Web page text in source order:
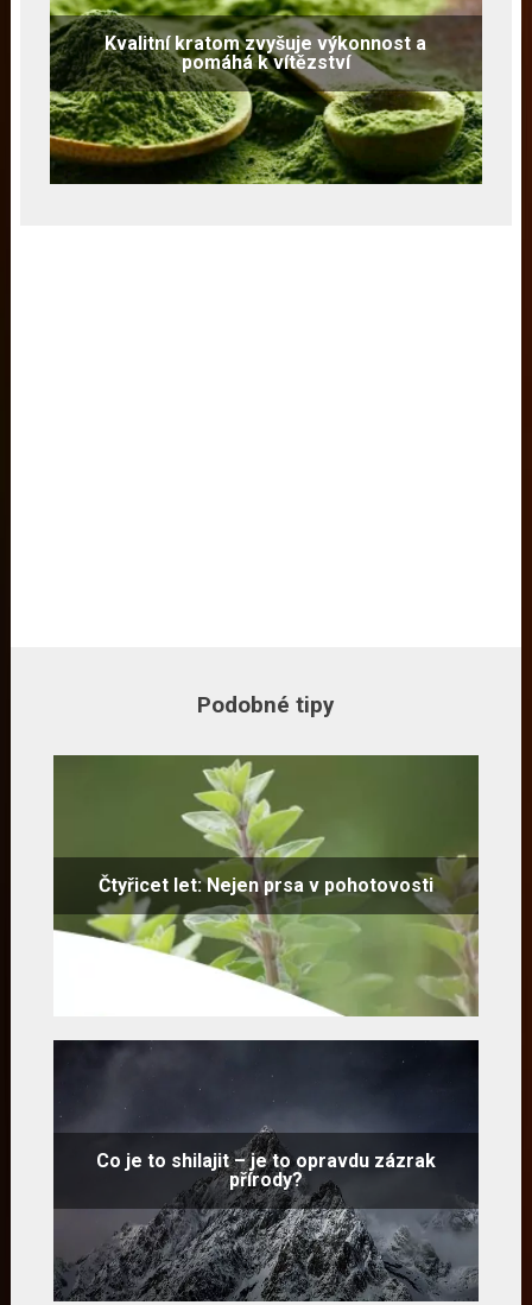
Kvalitní kratom zvyšuje výkonnost a
pomáhá k vítězství
Podobné tipy
Čtyřicet let: Nejen prsa v pohotovosti
Co je to shilajit – je to opravdu zázrak
přírody?